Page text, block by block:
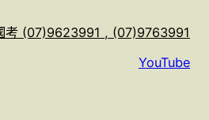
考 (07)9623991 , (07)9763991
YouTube